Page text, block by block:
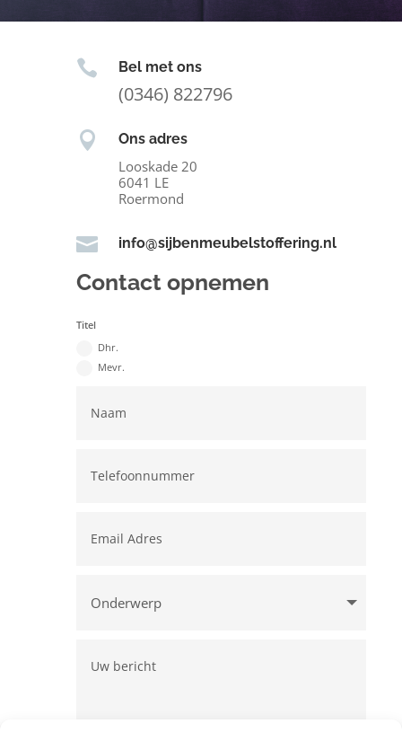
 Bel met ons
(0346) 822796
 Ons adres
Looskade 20
6041 LE
Roermond
 info@sijbenmeubelstoffering.nl
Contact opnemen
Titel
Dhr.
Mevr.